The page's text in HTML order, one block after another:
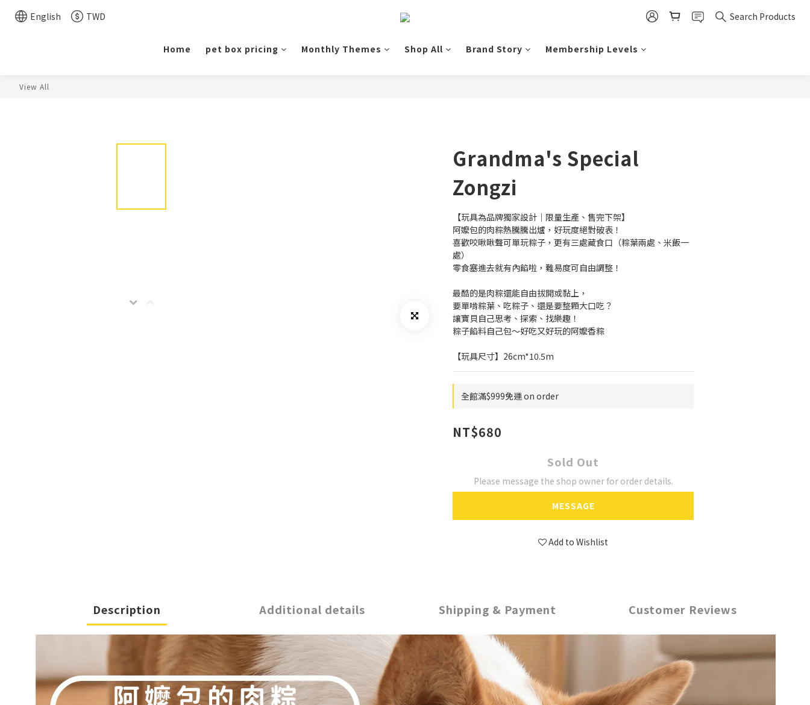
English TWD Search Products
Home pet box pricing Monthly Themes Shop All Brand Story Membership Levels
View All
Grandma's Special
Zongzi
【玩具為品牌獨家設計｜限量生產、售完下架】
阿嬤包的肉粽熱騰騰出爐，好玩度絕對破表！
喜歡咬啾啾聲可單玩粽子，更有三處藏食口（粽葉兩處、米飯一
處）
零食塞進去就有內餡啦，難易度可自由調整！
最酷的是肉粽還能自由拔開或黏上，
要單啃粽葉、吃粽子、還是要整顆大口吃？
讓寶貝自己思考、探索、找樂趣！
粽子餡料自己包～好吃又好玩的阿嬤香粽
【玩具尺寸】26cm*10.5m
全館滿$999免運 on order
NT$680
Sold Out
Please message the shop owner for order details.
MESSAGE
Add to Wishlist
Description Additional details Shipping & Payment Customer Reviews